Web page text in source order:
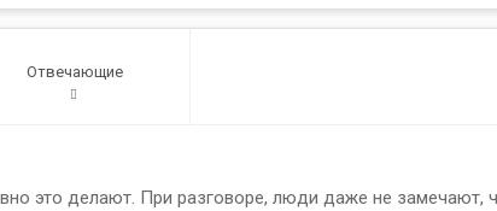
Отвечающие
это делают. При разговоре, люди даже не замечают,